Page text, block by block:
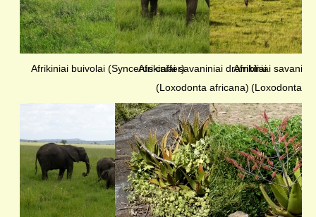
Afrikiniai buivolai (Syncerus caffer)Afrikiniai savaniniai drambliai
(Loxodonta africana)
Afrikiniai
(Loxodonta